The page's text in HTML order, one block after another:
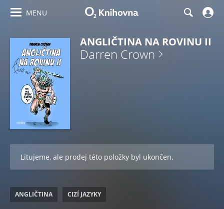
MENU
ANGLIČTINA NA ROVINU II
Darren Crown
Litujeme, ale prodej této položky byl ukončen.
ANGLIČTINA CIZÍ JAZYKY